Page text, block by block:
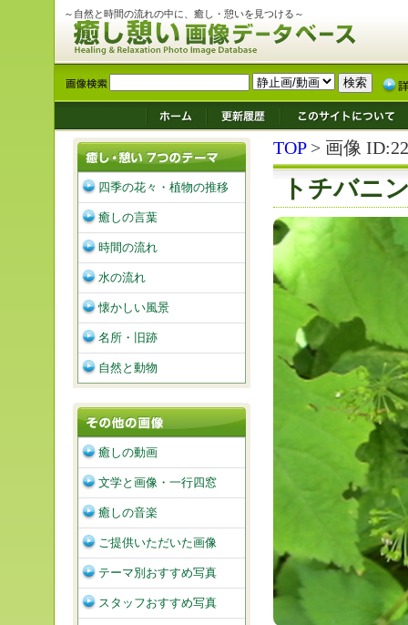
～自然と時間の流れの中に、癒し・憩いを見つける～
TOP> 画像
トチバニ
四季の花々・植物の推移
癒しの言葉
時間の流れ
水の流れ
懐かしい風景
名所・旧跡
自然と動物
癒しの動画
文学と画像・一行四窓
癒しの音楽
ご提供いただいた画像
テーマ別おすすめ写真
スタッフおすすめ写真